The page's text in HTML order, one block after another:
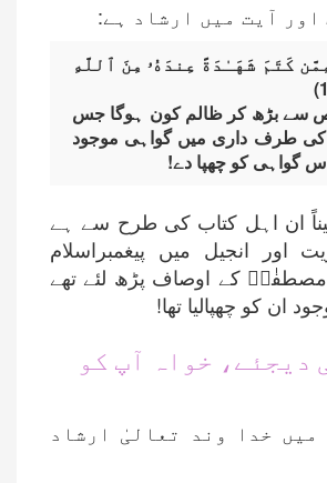
اور آیت میں ارشاد ہے:
كَتَمَ شَهَـٰدَةً عِندَهُۥ مِنَ ٱللَّهِ
سے بڑھ کر ظالم کون ہوگا جس
طرف داری میں گواہی موجود
گواہی کو چھپا دے!
ان اہل کتاب کی طرح سے ہے
اور انجیل میں پیغمبراسلام
کے اوصاف پڑھ لئے تھے
ان کو چھپالیا تھا!
دیجئے، خواہ آپ کو
میں خدا وند تعالیٰ ارشاد